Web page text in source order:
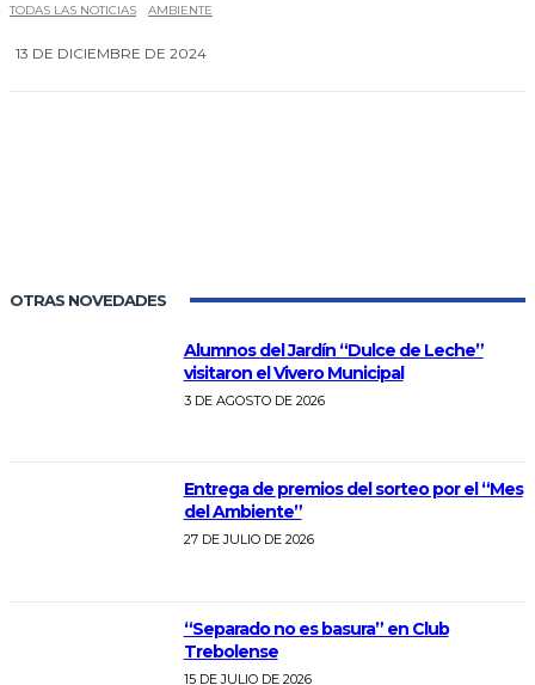
TODAS LAS NOTICIAS AMBIENTE
13 DE DICIEMBRE DE 2024
OTRAS NOVEDADES
Alumnos del Jardín “Dulce de Leche”
visitaron el Vivero Municipal
3 DE AGOSTO DE 2026
Entrega de premios del sorteo por el “Mes
del Ambiente”
27 DE JULIO DE 2026
“Separado no es basura” en Club
Trebolense
15 DE JULIO DE 2026